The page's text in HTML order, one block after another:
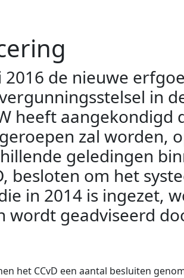
de nieuwe
in
heeft
zal worden,
geledingen
besloten om het
in 2014 is ingezet,
wordt geadviseerd
het CCvD een aantal besluiten